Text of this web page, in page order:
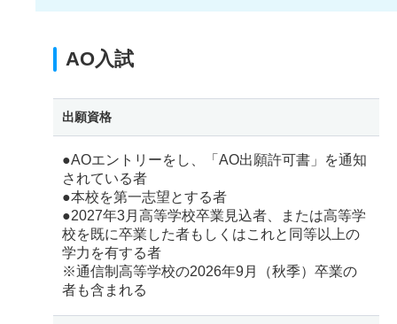
AO入試
出願資格
●AOエントリーをし、「AO出願許可書」を通知
されている者
●本校を第一志望とする者
●2027年3月高等学校卒業見込者、または高等学
校を既に卒業した者もしくはこれと同等以上の
学力を有する者
※通信制高等学校の2026年9月（秋季）卒業の
者も含まれる